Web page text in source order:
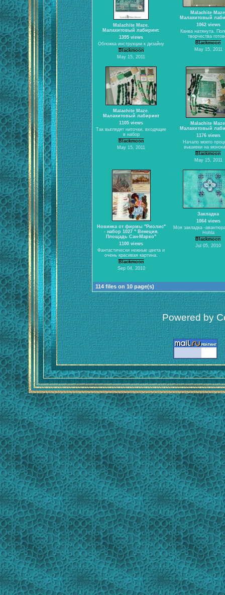
Malachite Maze.
Малахитовый лабиринт.
1395 views
Обложка инструкции к дизайну
Blackmoon
May 15, 2011
Malachite
Малахитовый
1062 views
Канва натянута.
творчества
Blackmoon
May 15, 2011
Malachite Maze.
Малахитовый лабиринт
1105 views
Так выглядят ниточки, входящие
в набор
Blackmoon
May 15, 2011
Malachite
Малахитовый
1176 views
Начало моего
вышивки на
Blackmoon
May 15, 2011
Новинка от фирмы "Риолис"
- набор 1027 " Венеция.
Площадь Сан-Марко"
1100 views
Фантастически нежные цвета и
очень красивая картина.
Blackmoon
Sep 04, 2010
Закладка
1064 views
Моя закладка -
Hohla
Blackmoon
Jul 05, 2010
114 files on 10 page(s)
Powered by